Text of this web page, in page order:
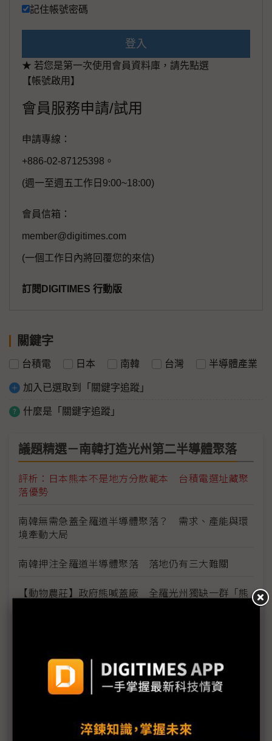
記住帳號密碼
登入
★ 若您是第一次使用會員資料庫，請先點選
【帳號啟用】
會員服務申請/試用
申請專線：
+886-02-87125398。
(週一至週五工作日9:00~18:00)
會員信箱：
member@digitimes.com
(一個工作日內將回覆您的來信)
訂閱DIGITIMES 行動版
關鍵字
台積電 日本 南韓 台灣 半導體產業
加入已選取到「關鍵字追蹤」
什麼是「關鍵字追蹤」
議題精選－南韓打造光州第二半導體聚落
評析：日本熊本不是地方分散範本 台積電選址藏聚
落優勢
南韓無需急蓋全羅道半導體聚落？ 需求、產能與環
境牽動大局
南韓押注全羅道半導體聚落 落地仍有三大難關
【動物農莊】政府熊喊蓋廠 全羅光州獨缺一群「熊
南韓擬為半導體聚落鬆綁工時制度 52小時限制可望
科技1分鐘：全羅道（湖南）半導體聚落